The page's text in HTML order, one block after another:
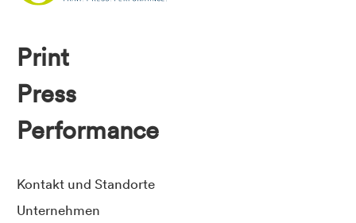
Print
Press
Performance
Kontakt und Standorte
Unternehmen